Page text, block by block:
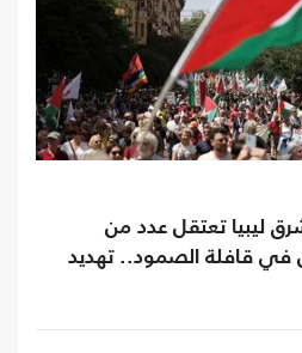
ليبيا تعتقل عدد من
في قافلة الصمود.. تهديد